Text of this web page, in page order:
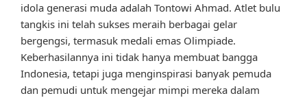
idola generasi muda adalah Tontowi Ahmad. Atlet bulu
tangkis ini telah sukses meraih berbagai gelar
bergengsi, termasuk medali emas Olimpiade.
Keberhasilannya ini tidak hanya membuat bangga
Indonesia, tetapi juga menginspirasi banyak pemuda
dan pemudi untuk mengejar mimpi mereka dalam